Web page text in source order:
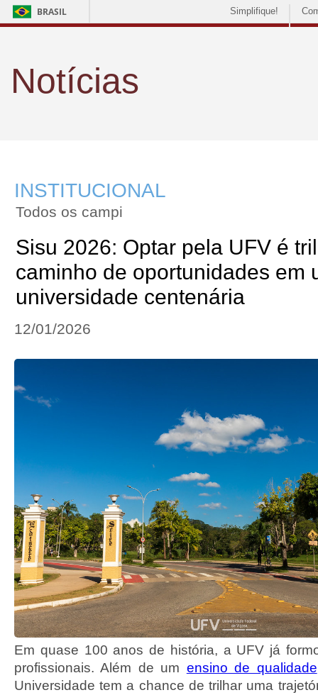
BRASIL Simplifique!
Notícias
INSTITUCIONAL
Todos os campi
Sisu 2026: Optar pela UFV é
caminho de oportunidades em
universidade centenária
12/01/2026
Em quase 100 anos de história, a UFV já
profissionais. Além de um ensino de qualidade
Universidade tem a chance de trilhar uma